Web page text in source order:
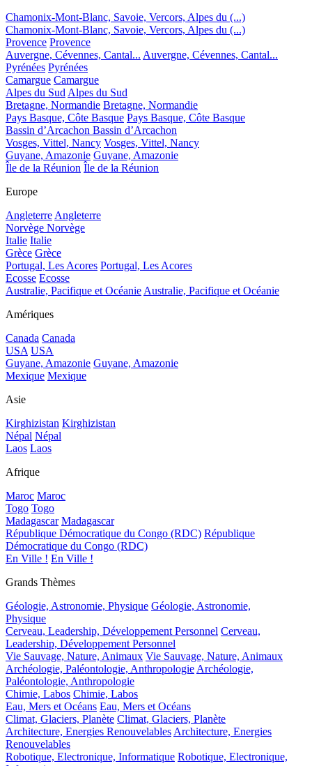
Chamonix-Mont-Blanc, Savoie, Vercors, Alpes du (...)
Chamonix-Mont-Blanc, Savoie, Vercors, Alpes du (...)
Provence Provence
Auvergne, Cévennes, Cantal... Auvergne, Cévennes, Cantal...
Pyrénées Pyrénées
Camargue Camargue
Alpes du Sud Alpes du Sud
Bretagne, Normandie Bretagne, Normandie
Pays Basque, Côte Basque Pays Basque, Côte Basque
Bassin d’Arcachon Bassin d’Arcachon
Vosges, Vittel, Nancy Vosges, Vittel, Nancy
Guyane, Amazonie Guyane, Amazonie
Île de la Réunion Île de la Réunion
Europe
Angleterre Angleterre
Norvège Norvège
Italie Italie
Grèce Grèce
Portugal, Les Acores Portugal, Les Acores
Ecosse Ecosse
Australie, Pacifique et Océanie Australie, Pacifique et Océanie
Amériques
Canada Canada
USA USA
Guyane, Amazonie Guyane, Amazonie
Mexique Mexique
Asie
Kirghizistan Kirghizistan
Népal Népal
Laos Laos
Afrique
Maroc Maroc
Togo Togo
Madagascar Madagascar
République Démocratique du Congo (RDC) République
Démocratique du Congo (RDC)
En Ville ! En Ville !
Grands Thèmes
Géologie, Astronomie, Physique Géologie, Astronomie,
Physique
Cerveau, Leadership, Développement Personnel Cerveau,
Leadership, Développement Personnel
Vie Sauvage, Nature, Animaux Vie Sauvage, Nature, Animaux
Archéologie, Paléontologie, Anthropologie Archéologie,
Paléontologie, Anthropologie
Chimie, Labos Chimie, Labos
Eau, Mers et Océans Eau, Mers et Océans
Climat, Glaciers, Planète Climat, Glaciers, Planète
Architecture, Energies Renouvelables Architecture, Energies
Renouvelables
Robotique, Electronique, Informatique Robotique, Electronique,